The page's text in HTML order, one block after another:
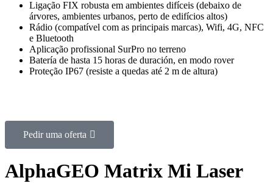
Ligação FIX robusta em ambientes difíceis (debaixo de
árvores, ambientes urbanos, perto de edifícios altos)
Rádio (compatível com as principais marcas), Wifi, 4G, NFC
e Bluetooth
Aplicação profissional SurPro no terreno
Batería de hasta 15 horas de duración, en modo rover
Proteção IP67 (resiste a quedas até 2 m de altura)
Pedir uma oferta
AlphaGEO Matrix Mi Laser